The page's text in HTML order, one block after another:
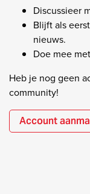
Discussieer
Blijft als
nieuws.
Doe mee
Heb je nog geen
community!
Account